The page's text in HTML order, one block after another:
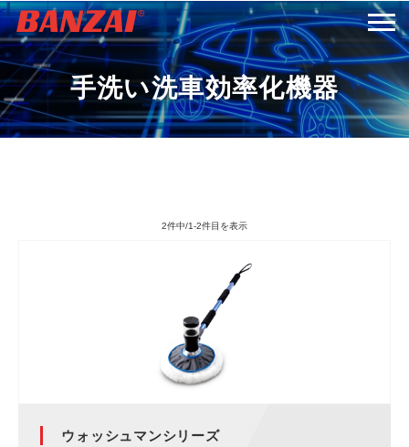
HOME
商品情報
サービス＆サポート
お問い合わせ
ENGLISH 中文 タイ語
手洗い洗車効率化機器
2件中/1-2件目を表示
ウォッシュマンシリーズ